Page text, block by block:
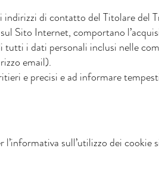
indirizzi di contatto del Titolare del
Sito Internet, comportano
i dati personali inclusi nelle
email).
e precisi e ad informare
sull’utilizzo dei cookie